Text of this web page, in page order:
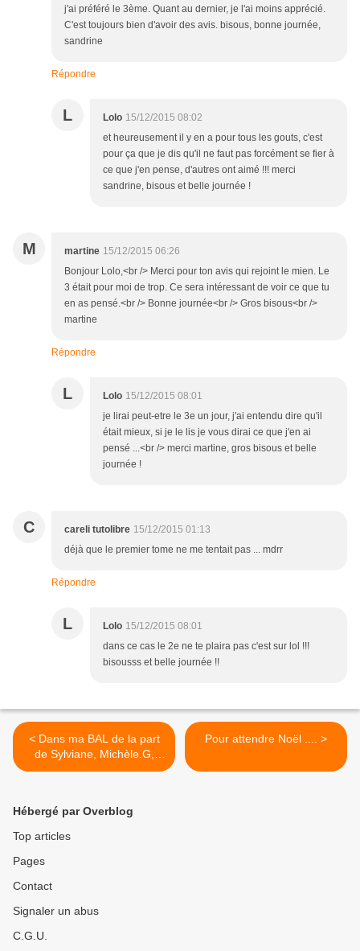
j'ai préféré le 3ème. Quant au dernier, je l'ai moins apprécié.
C'est toujours bien d'avoir des avis. bisous, bonne journée,
sandrine
Répondre
L Lolo 15/12/2015 08:02
et heureusement il y en a pour tous les gouts, c'est
pour ça que je dis qu'il ne faut pas forcément se fier à
ce que j'en pense, d'autres ont aimé !!! merci
sandrine, bisous et belle journée !
M martine 15/12/2015 06:26
Bonjour Lolo,<br /> Merci pour ton avis qui rejoint le mien. Le
3 était pour moi de trop. Ce sera intéressant de voir ce que tu
en as pensé.<br /> Bonne journée<br /> Gros bisous<br />
martine
Répondre
L Lolo 15/12/2015 08:01
je lirai peut-etre le 3e un jour, j'ai entendu dire qu'il
était mieux, si je le lis je vous dirai ce que j'en ai
pensé ...<br /> merci martine, gros bisous et belle
journée !
C careli tutolibre 15/12/2015 01:13
déjà que le premier tome ne me tentait pas ... mdrr
Répondre
L Lolo 15/12/2015 08:01
dans ce cas le 2e ne te plaira pas c'est sur lol !!!
bisousss et belle journée !!
< Dans ma BAL de la part
de Sylviane, Michèle.G,
Mafalda ...
Pour attendre Noël .... >
Hébergé par Overblog
Top articles
Pages
Contact
Signaler un abus
C.G.U.